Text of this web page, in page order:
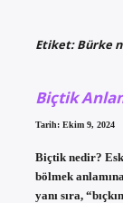
Etiket:Bürke
Biçtik
Tarih: Ekim 9, 2024
Biçtik nedir?
bölmek
yanı sıra,